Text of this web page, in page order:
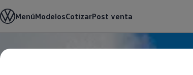
MenúModelosCotizarPost venta
Modelos y Concesionarios
Concesionarios
Test Drive